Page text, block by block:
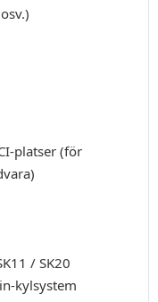
platser (för
/ SK20
kylsystem